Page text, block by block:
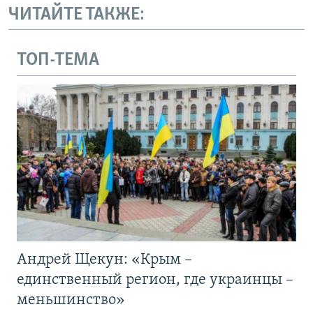
ЧИТАЙТЕ ТАКЖЕ:
ТОП-ТЕМА
Андрей Щекун: «Крым –
единственный регион, где украинцы –
меньшинство»